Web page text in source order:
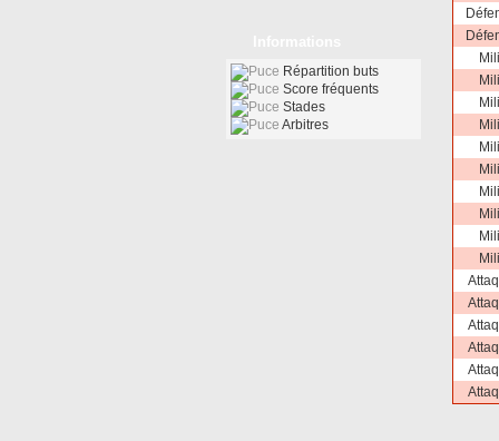
Répartition buts
Score fréquents
Stades
Arbitres